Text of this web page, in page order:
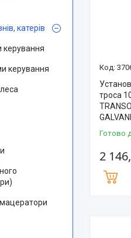
троса
Готово
2
катерів
керування
керування